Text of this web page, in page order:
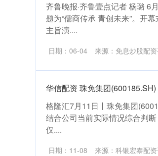
齐鲁晚报·齐鲁壹点记者 杨璐 6
题为“儒商传承 青创未来”。开
主旨演....
日期：06-04 来源：免息炒股配
华信配资 珠免集团
格隆汇7月11日丨珠免集团
结合公司当前实际情况综合判
仅....
日期：11-08 来源：科银宏泰配